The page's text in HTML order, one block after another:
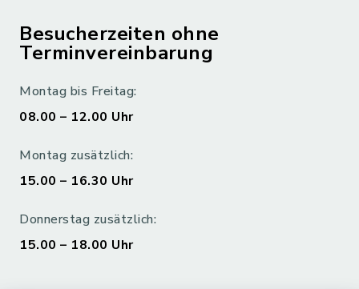
Besucherzeiten ohne
Terminvereinbarung
Montag bis Freitag:
08.00 – 12.00 Uhr
Montag zusätzlich:
15.00 – 16.30 Uhr
Donnerstag zusätzlich:
15.00 – 18.00 Uhr